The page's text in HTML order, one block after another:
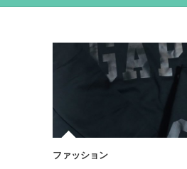
ファッション